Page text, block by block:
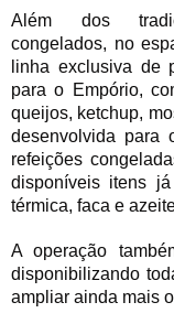
Além dos
congelados, no
linha exclusiva de
para o Empório,
queijos, ketchup,
desenvolvida para
refeições
disponíveis itens
térmica, faca e
A operação
disponibilizando
ampliar ainda mais